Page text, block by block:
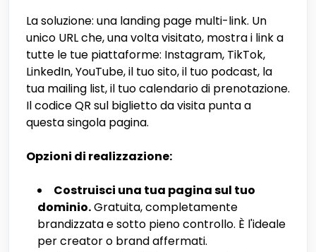
La soluzione: una landing page multi-link. Un
unico URL che, una volta visitato, mostra i link a
tutte le tue piattaforme: Instagram, TikTok,
LinkedIn, YouTube, il tuo sito, il tuo podcast, la
tua mailing list, il tuo calendario di prenotazione.
Il codice QR sul biglietto da visita punta a
questa singola pagina.
Opzioni di realizzazione:
Costruisci una tua pagina sul tuo
dominio.Gratuita, completamente
brandizzata e sotto pieno controllo. È l'ideale
per creator o brand affermati.